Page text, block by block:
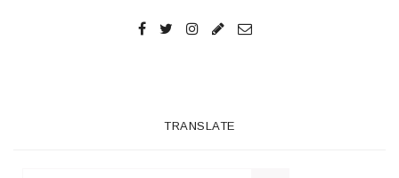
TRANSLATE